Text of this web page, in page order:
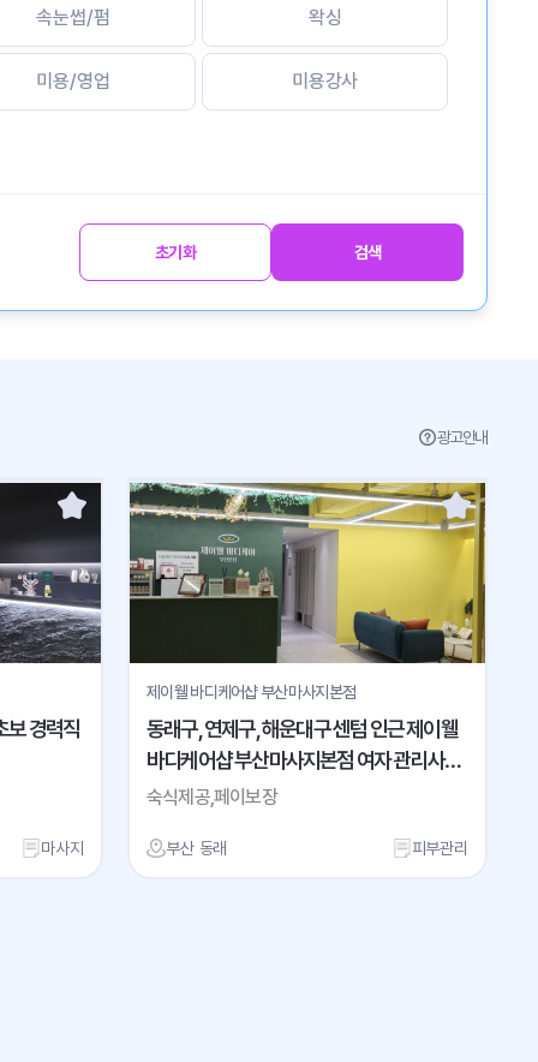
속눈썹/펌 왁싱
미용/영업 미용강사
초기화 검색
광고안내
보 경력직
마사지
제이웰 바디케어샵 부산마사지본점
동래구, 연제구, 해운대구 센텀 인근 제이웰
바디케어샵 부산마사지본점 여자 관리사님
모십니다
숙식제공,페이보장
부산 동래 피부관리